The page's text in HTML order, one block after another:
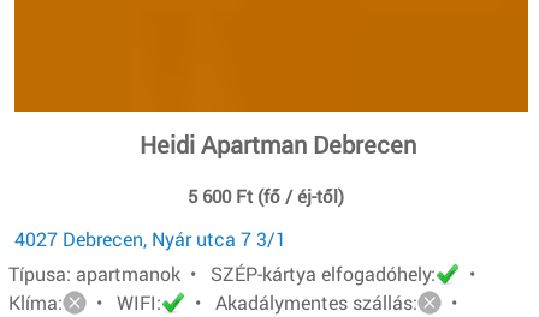
Heidi Apartman Debrecen
5 600 Ft (fő / éj-től)
4027 Debrecen, Nyár utca 7 3/1
Típusa: apartmanok • SZÉP-kártya elfogadóhely:
•
Klíma:
• WIFI: • Akadálymentes szállás:
•